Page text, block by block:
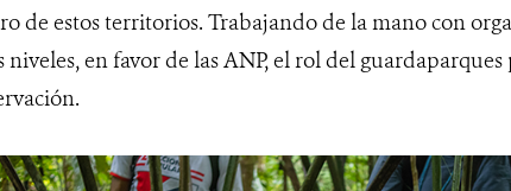
de estos territorios. Trabajando de la mano con
en favor de las ANP, el rol del guardaparques